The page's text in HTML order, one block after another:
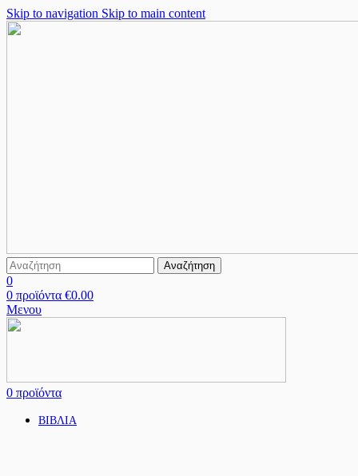
Skip to navigation Skip to main content
Αναζήτηση
0
0 προϊόντα €0.00
Μενου
0 προϊόντα
ΒΙΒΛΙΑ